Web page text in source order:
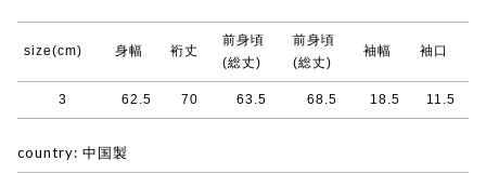
size(cm) 身幅 裄丈
前身頃
(総丈)
前身頃
(総丈)
袖幅 袖口
3 62.5 70 63.5 68.5 18.5 11.5
country: 中国製